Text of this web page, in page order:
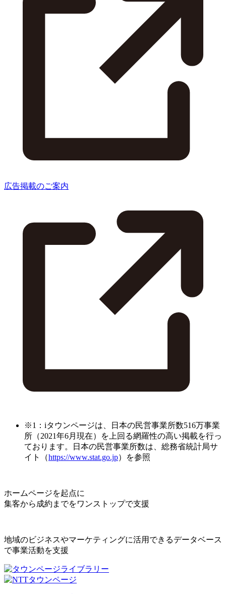
広告掲載のご案内
※1：iタウンページは、日本の民営事業所数516万事業
所（2021年6月現在）を上回る網羅性の高い掲載を行っ
ております。日本の民営事業所数は、総務省統計局サ
イト（https://www.stat.go.jp）を参照
ホームページを起点に
集客から成約までをワンストップで支援
地域のビジネスやマーケティングに活用できるデータベース
で事業活動を支援